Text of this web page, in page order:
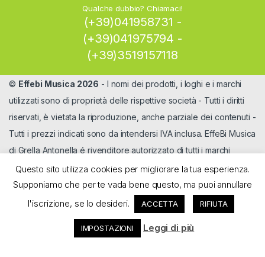
Qualche dubbio? Chiamaci!
(+39)041958731 -
(+39)041975794 -
(+39)3519157118
© Effebi Musica 2026 - I nomi dei prodotti, i loghi e i marchi
utilizzati sono di proprietà delle rispettive società - Tutti i diritti
riservati, è vietata la riproduzione, anche parziale dei contenuti -
Tutti i prezzi indicati sono da intendersi IVA inclusa. EffeBi Musica
di Grella Antonella é rivenditore autorizzato di tutti i marchi
Questo sito utilizza cookies per migliorare la tua esperienza.
Supponiamo che per te vada bene questo, ma puoi annullare
l'iscrizione, se lo desideri.
ACCETTA RIFIUTA
IMPOSTAZIONI Leggi di più